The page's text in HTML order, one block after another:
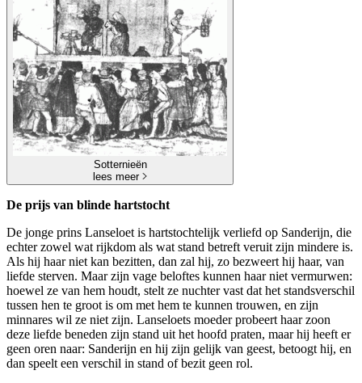
Sotternieën
lees meer
De prijs van blinde hartstocht
De jonge prins Lanseloet is hartstochtelijk verliefd op Sanderijn, die
echter zowel wat rijkdom als wat stand betreft veruit zijn mindere is.
Als hij haar niet kan bezitten, dan zal hij, zo bezweert hij haar, van
liefde sterven. Maar zijn vage beloftes kunnen haar niet vermurwen:
hoewel ze van hem houdt, stelt ze nuchter vast dat het standsverschil
tussen hen te groot is om met hem te kunnen trouwen, en zijn
minnares wil ze niet zijn. Lanseloets moeder probeert haar zoon
deze liefde beneden zijn stand uit het hoofd praten, maar hij heeft er
geen oren naar: Sanderijn en hij zijn gelijk van geest, betoogt hij, en
dan speelt een verschil in stand of bezit geen rol.